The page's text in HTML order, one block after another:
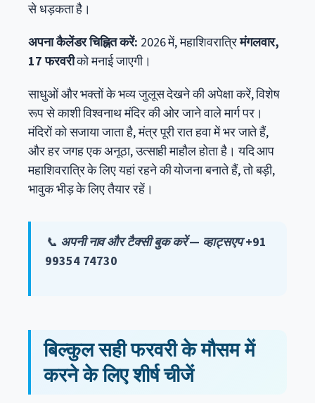
से धड़कता है।
अपना कैलेंडर चिह्नित करें: 2026 में, महाशिवरात्रिमंगलवार,
17 फरवरीको मनाई जाएगी।
साधुओं और भक्तों के भव्य जुलूस देखने की अपेक्षा करें, विशेष
रूप से काशी विश्वनाथ मंदिर की ओर जाने वाले मार्ग पर।
मंदिरों को सजाया जाता है, मंत्र पूरी रात हवा में भर जाते हैं,
और हर जगह एक अनूठा, उत्साही माहौल होता है। यदि आप
महाशिवरात्रि के लिए यहां रहने की योजना बनाते हैं, तो बड़ी,
भावुक भीड़ के लिए तैयार रहें।
📞 अपनी नाव और टैक्सी बुक करें — व्हाट्सएप +91
99354 74730
बिल्कुल सही फरवरी के मौसम में
करने के लिए शीर्ष चीजें